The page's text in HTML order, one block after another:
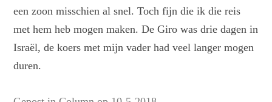
een zoon misschien al snel. Toch fijn die ik die reis
met hem heb mogen maken. De Giro was drie dagen in
Israël, de koers met mijn vader had veel langer mogen
duren.